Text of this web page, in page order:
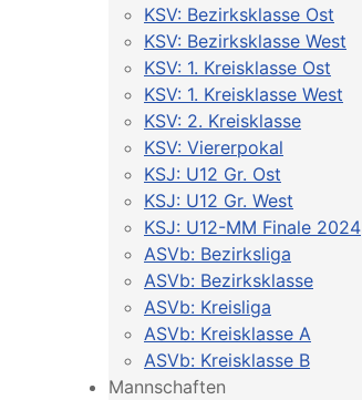
KSV: Bezirksklasse Ost
KSV: Bezirksklasse West
KSV: 1. Kreisklasse Ost
KSV: 1. Kreisklasse West
KSV: 2. Kreisklasse
KSV: Viererpokal
KSJ: U12 Gr. Ost
KSJ: U12 Gr. West
KSJ: U12-MM Finale 2024
ASVb: Bezirksliga
ASVb: Bezirksklasse
ASVb: Kreisliga
ASVb: Kreisklasse A
ASVb: Kreisklasse B
Mannschaften